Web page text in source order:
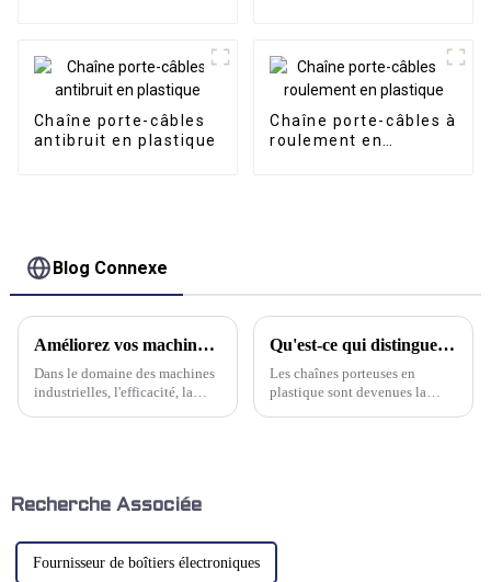
Chaîne porte-câbles
antibruit en plastique
Chaîne porte-câbles à
roulement en
Blog Connexe
Améliorez vos machines avec la série de chaînes porte-câbles en acier de Kwlid
Dans le domaine des machines
industrielles, l'efficacité, la
performances globales.
Qu'est-ce qui distingue les chaînes porteuses en plastique ?
Les chaînes porteuses en
plastique sont devenues la
Recherche Associée
Fournisseur de boîtiers électroniques